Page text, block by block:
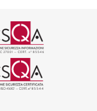
ISO 9001
ISO 37001
ISO